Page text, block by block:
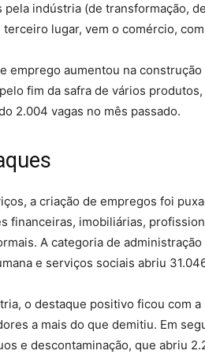
pela indústria (de transformação,
terceiro lugar, vem o comércio,
emprego aumentou na
fim da safra de vários
2.004 vagas no mês passado.
a criação de empregos foi
financeiras, imobiliárias,
A categoria de
e serviços sociais abriu
o destaque positivo ficou com
a mais do que demitiu. Em
e descontaminação, que abriu